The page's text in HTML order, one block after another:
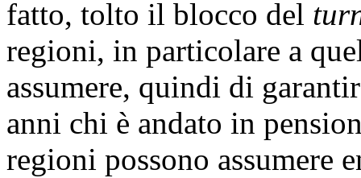
fatto, tolto il blocco del
regioni, in particolare a
assumere, quindi di
anni chi è andato in
regioni possono assumere